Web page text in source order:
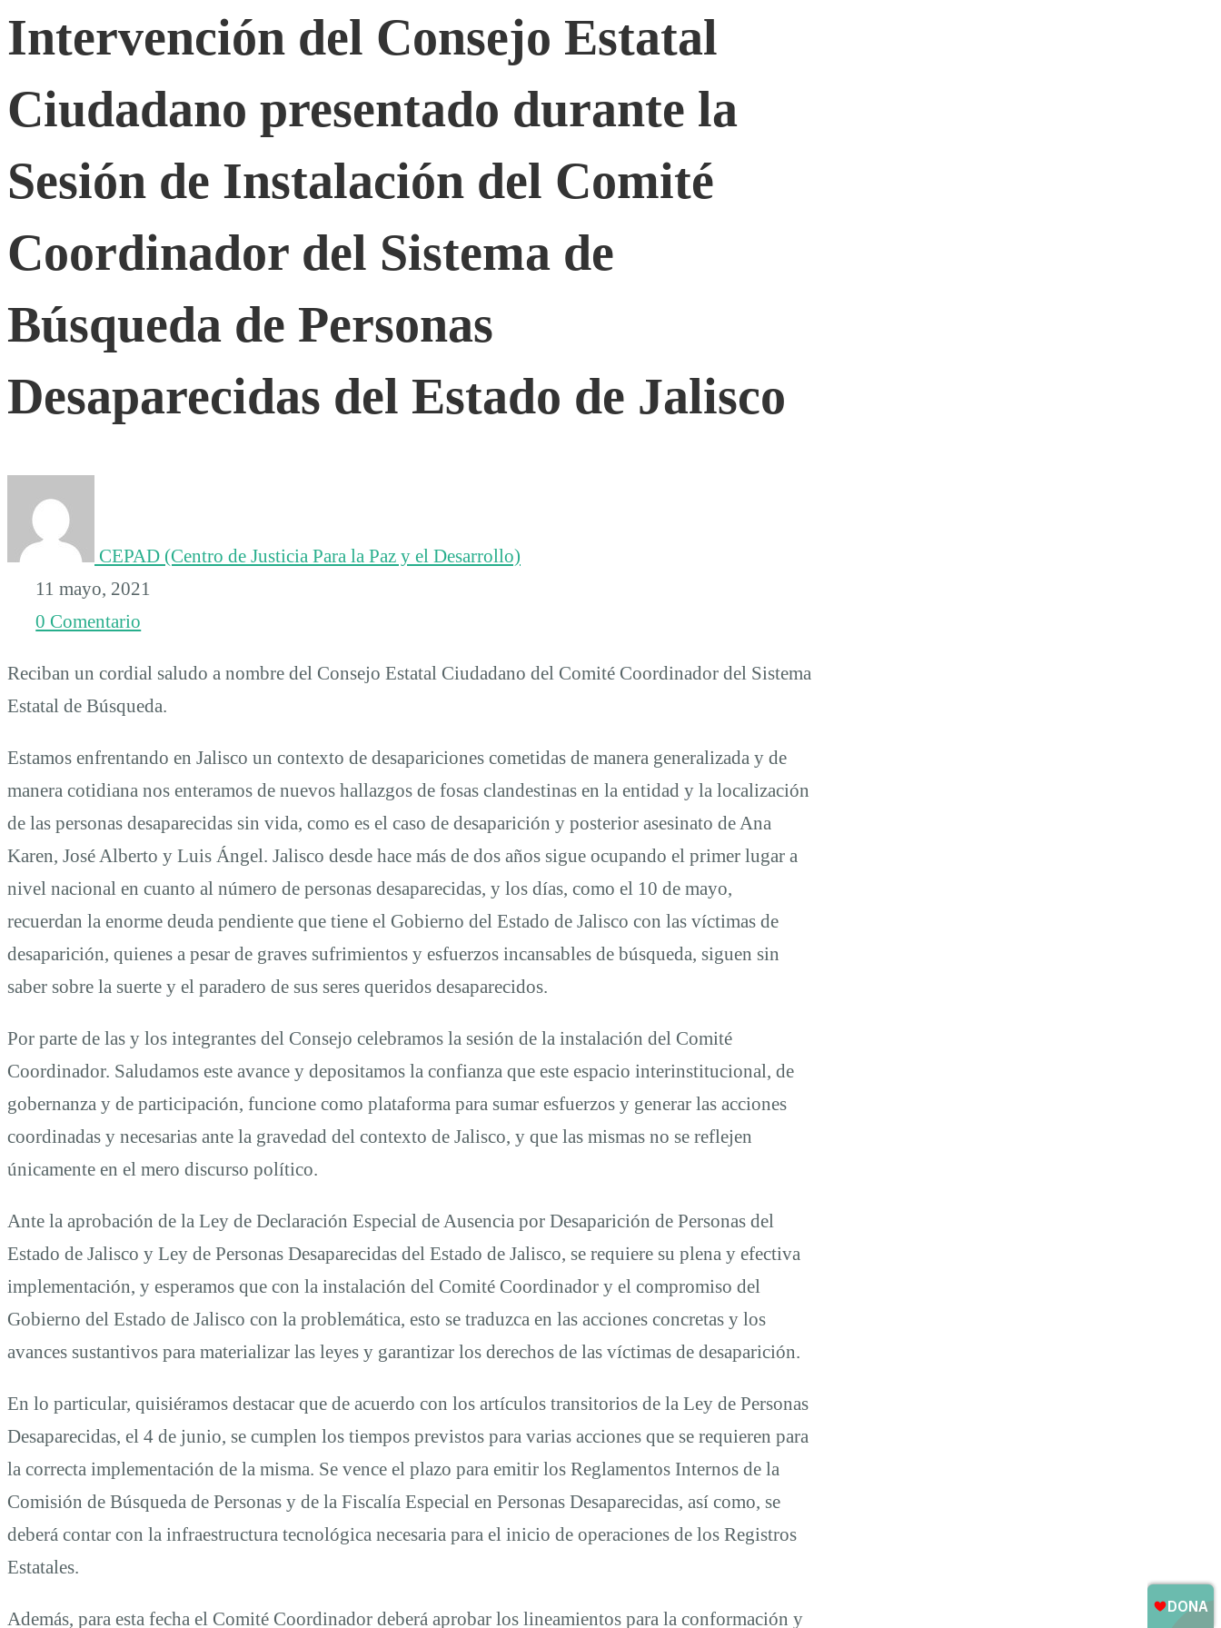
Consejo
Estatal
Ciudadano
presentado
durante
la
Sesión
de
Instalación
del
Comité
Coordinador
del
Sistema
de
Búsqueda
de
Personas
Desaparecidas
del
Estado
de
Jalisco
Intervención del Consejo Estatal
Ciudadano presentado durante la
Sesión de Instalación del Comité
Coordinador del Sistema de
Búsqueda de Personas
Desaparecidas del Estado de Jalisco
CEPAD (Centro de Justicia Para la Paz y el Desarrollo)
11 mayo, 2021
0 Comentario
Reciban un cordial saludo a nombre del Consejo Estatal Ciudadano del Comité Coordinador del Sistema
Estatal de Búsqueda.
Estamos enfrentando en Jalisco un contexto de desapariciones cometidas de manera generalizada y de
manera cotidiana nos enteramos de nuevos hallazgos de fosas clandestinas en la entidad y la localización
de las personas desaparecidas sin vida, como es el caso de desaparición y posterior asesinato de Ana
Karen, José Alberto y Luis Ángel. Jalisco desde hace más de dos años sigue ocupando el primer lugar a
nivel nacional en cuanto al número de personas desaparecidas, y los días, como el 10 de mayo,
recuerdan la enorme deuda pendiente que tiene el Gobierno del Estado de Jalisco con las víctimas de
desaparición, quienes a pesar de graves sufrimientos y esfuerzos incansables de búsqueda, siguen sin
saber sobre la suerte y el paradero de sus seres queridos desaparecidos.
Por parte de las y los integrantes del Consejo celebramos la sesión de la instalación del Comité
Coordinador. Saludamos este avance y depositamos la confianza que este espacio interinstitucional, de
gobernanza y de participación, funcione como plataforma para sumar esfuerzos y generar las acciones
coordinadas y necesarias ante la gravedad del contexto de Jalisco, y que las mismas no se reflejen
únicamente en el mero discurso político.
Ante la aprobación de la Ley de Declaración Especial de Ausencia por Desaparición de Personas del
Estado de Jalisco y Ley de Personas Desaparecidas del Estado de Jalisco, se requiere su plena y efectiva
implementación, y esperamos que con la instalación del Comité Coordinador y el compromiso del
Gobierno del Estado de Jalisco con la problemática, esto se traduzca en las acciones concretas y los
avances sustantivos para materializar las leyes y garantizar los derechos de las víctimas de desaparición.
En lo particular, quisiéramos destacar que de acuerdo con los artículos transitorios de la Ley de Personas
Desaparecidas, el 4 de junio, se cumplen los tiempos previstos para varias acciones que se requieren para
la correcta implementación de la misma. Se vence el plazo para emitir los Reglamentos Internos de la
Comisión de Búsqueda de Personas y de la Fiscalía Especial en Personas Desaparecidas, así como, se
deberá contar con la infraestructura tecnológica necesaria para el inicio de operaciones de los Registros
Estatales.
Además, para esta fecha el Comité Coordinador deberá aprobar los lineamientos para la conformación y